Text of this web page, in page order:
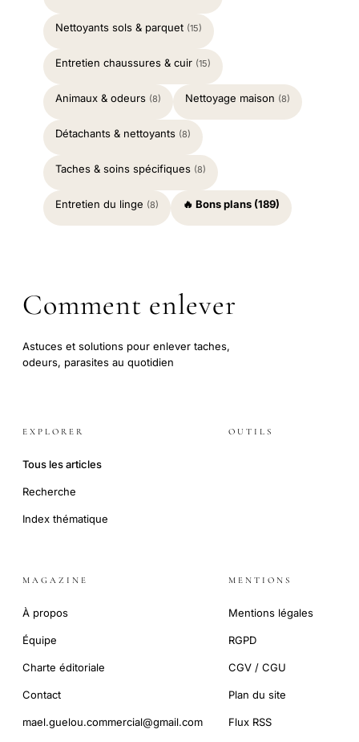
Nettoyants sols & parquet (15)
Entretien chaussures & cuir (15)
Animaux & odeurs (8) Nettoyage maison (8)
Détachants & nettoyants (8)
Taches & soins spécifiques (8)
Entretien du linge (8) 🔥 Bons plans (189)
Comment enlever
Astuces et solutions pour enlever taches,
odeurs, parasites au quotidien
EXPLORER
Tous les articles
Recherche
Index thématique
OUTILS
MAGAZINE
À propos
Équipe
Charte éditoriale
Contact
mael.guelou.commercial@gmail.com
MENTIONS
Mentions légales
RGPD
CGV / CGU
Plan du site
Flux RSS